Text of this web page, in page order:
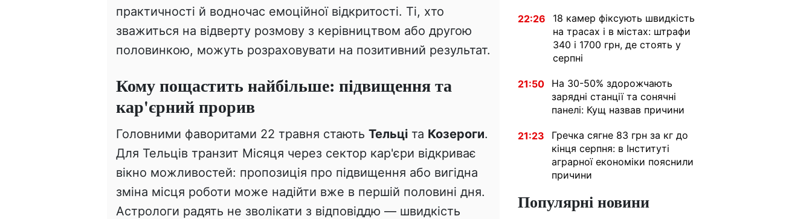
практичності й водночас емоційної відкритості. Ті, хто
зважиться на відверту розмову з керівництвом або другою
половинкою, можуть розраховувати на позитивний результат.
Кому пощастить найбільше: підвищення та
кар'єрний прорив
Головними фаворитами 22 травня стають Тельці та Козероги.
Для Тельців транзит Місяця через сектор кар'єри відкриває
вікно можливостей: пропозиція про підвищення або вигідна
зміна місця роботи може надійти вже в першій половині дня.
Астрологи радять не зволікати з відповіддю — швидкість
22:26
18 камер фіксують швидкість
на трасах і в містах: штрафи
340 і 1700 грн, де стоять у
серпні
21:50
На 30-50% здорожчають
зарядні станції та сонячні
панелі: Кущ назвав причини
21:23
Гречка сягне 83 грн за кг до
кінця серпня: в Інституті
аграрної економіки пояснили
причини
Популярні новини